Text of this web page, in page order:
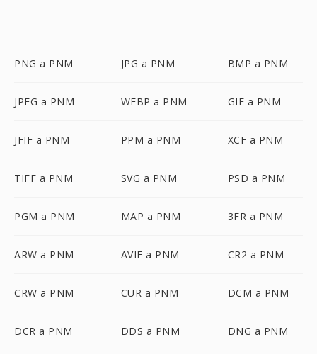
PNG a PNM JPG a PNM BMP a PNM
JPEG a PNM WEBP a PNM GIF a PNM
JFIF a PNM PPM a PNM XCF a PNM
TIFF a PNM SVG a PNM PSD a PNM
PGM a PNM MAP a PNM 3FR a PNM
ARW a PNM AVIF a PNM CR2 a PNM
CRW a PNM CUR a PNM DCM a PNM
DCR a PNM DDS a PNM DNG a PNM